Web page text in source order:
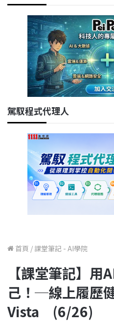
駕馭程式代理人